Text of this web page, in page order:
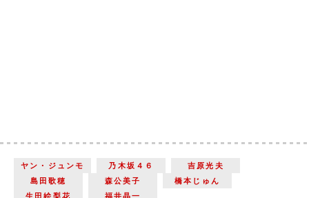
ヤン・ジュンモ 乃木坂４６
吉原光夫
島田歌穂
森公美子
橋本じゅん
生田絵梨花
福井晶一